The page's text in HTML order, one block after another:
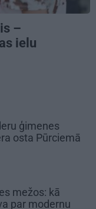
–
ielu
ģimenes
osta Pūrciemā
mežos: kā
par modernu